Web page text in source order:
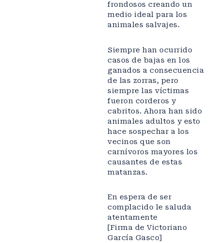
frondosos creando un
medio ideal para los
animales salvajes.
Siempre han ocurrido
casos de bajas en los
ganados a consecuencia
de las zorras, pero
siempre las víctimas
fueron corderos y
cabritos. Ahora han sido
animales adultos y esto
hace sospechar a los
vecinos que son
carnívoros mayores los
causantes de estas
matanzas.
En espera de ser
complacido le saluda
atentamente
[Firma de Victoriano
García Gasco]